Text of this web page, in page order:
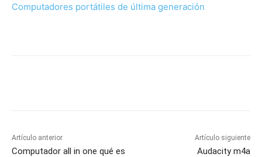
Computadores portátiles de última generación
Artículo anterior
Computador all in one qué es
Artículo siguiente
Audacity m4a